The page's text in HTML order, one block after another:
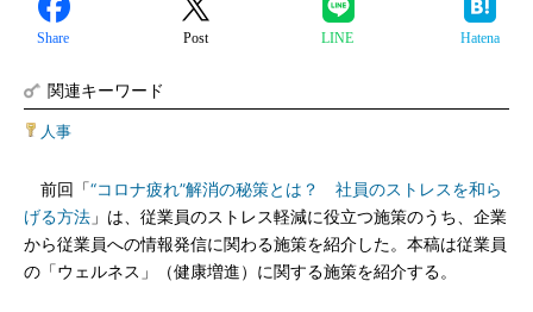
Share Post LINE Hatena
関連キーワード
人事
前回「“コロナ疲れ”解消の秘策とは？ 社員のストレスを和ら
げる方法 」は、従業員のストレス軽減に役立つ施策のうち、企業
から従業員への情報発信に関わる施策を紹介した。本稿は従業員
の「ウェルネス」（健康増進）に関する施策を紹介する。